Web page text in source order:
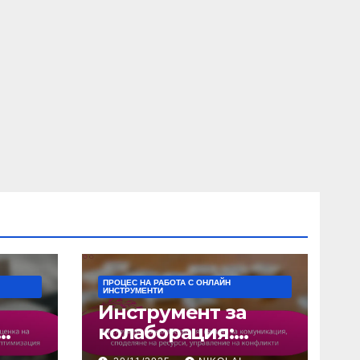
на
ПРОЦЕС НА РАБОТА С ОНЛАЙН
ИНСТРУМЕНТИ
Инструмент за
колаборация:
начини за